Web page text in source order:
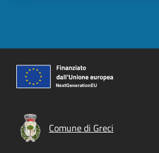
Comune di Greci